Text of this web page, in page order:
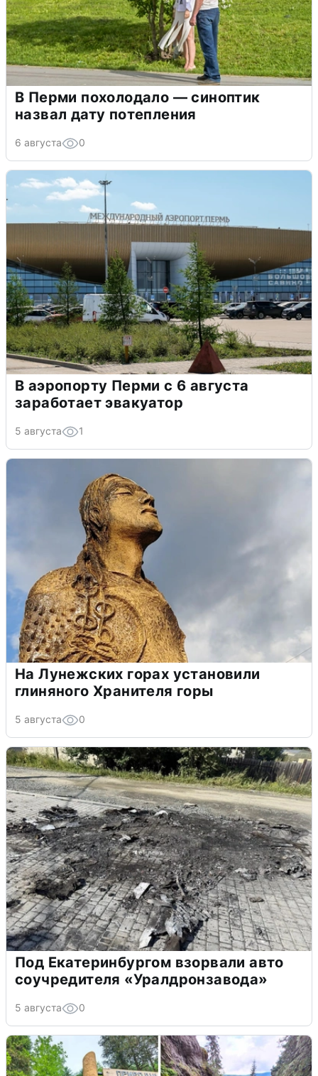
В Перми похолодало — синоптик
назвал дату потепления
6 августа 0
В аэропорту Перми с 6 августа
заработает эвакуатор
5 августа 1
На Лунежских горах установили
глиняного Хранителя горы
5 августа 0
Под Екатеринбургом взорвали авто
соучредителя «Уралдронзавода»
5 августа 0